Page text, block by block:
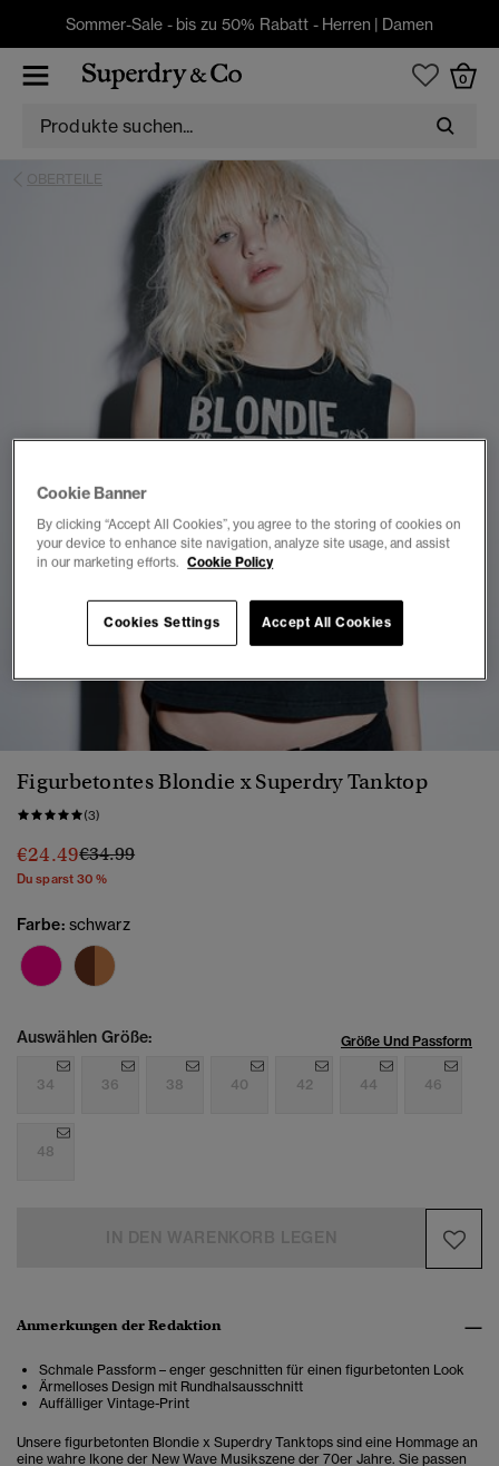
Sommer-Sale - bis zu 50% Rabatt - Herren | Damen
0
OBERTEILE
1 2 3 4 5 6 7 8
Figurbetontes Blondie x Superdry Tanktop
(3)
€24.49Preis wurde reduziert von
€34.99bis
Du sparst 30 %
Farbe: schwarz
Auswählen Größe: Größe Und Passform
34 36 38 40 42 44 46
48
Anmerkungen der Redaktion
Schmale Passform – enger geschnitten für einen figurbetonten Look
Ärmelloses Design mit Rundhalsausschnitt
Auffälliger Vintage-Print
Unsere figurbetonten Blondie x Superdry Tanktops sind eine Hommage an
eine wahre Ikone der New Wave Musikszene der 70er Jahre. Sie passen
Cookie Banner
By clicking “Accept All Cookies”, you agree to the storing of cookies on
your device to enhance site navigation, analyze site usage, and assist
in our marketing efforts. Cookie Policy
Accept All Cookies
Cookies Settings